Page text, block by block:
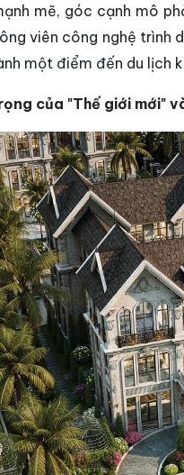
mẽ, góc cạnh mô
viên công nghệ trình
một điểm đến du lịch
của "Thế giới mới"